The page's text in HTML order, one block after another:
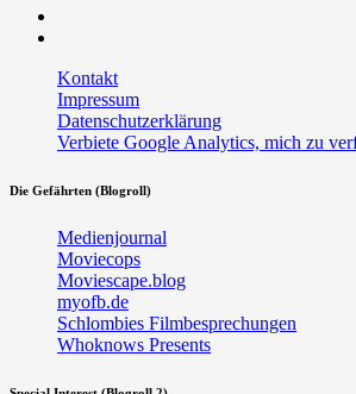
Kontakt
Impressum
Datenschutzerklärung
Verbiete Google Analytics, mich zu
Die Gefährten (Blogroll)
Medienjournal
Moviecops
Moviescape.blog
myofb.de
Schlombies Filmbesprechungen
Whoknows Presents